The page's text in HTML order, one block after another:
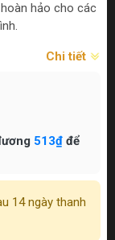
hảo cho các
Chi tiết
513₫ để
14 ngày thanh